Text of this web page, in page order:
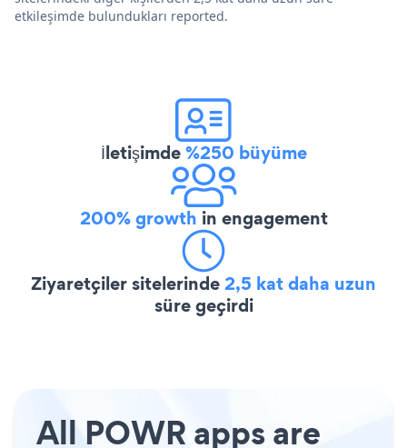
etkileşimde bulundukları reported.
İletişimde%250 büyüme
200% growth in engagement
Ziyaretçiler sitelerinde2,5 kat daha uzun
süre geçirdi
All POWR apps are